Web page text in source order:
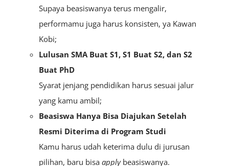
Supaya beasiswanya terus mengalir,
performamu juga harus konsisten, ya Kawan
Kobi;
Lulusan SMA Buat S1, S1 Buat S2, dan S2
Buat PhD
Syarat jenjang pendidikan harus sesuai jalur
yang kamu ambil;
Beasiswa Hanya Bisa Diajukan Setelah
Resmi Diterima di Program Studi
Kamu harus udah keterima dulu di jurusan
pilihan, baru bisa applybeasiswanya.